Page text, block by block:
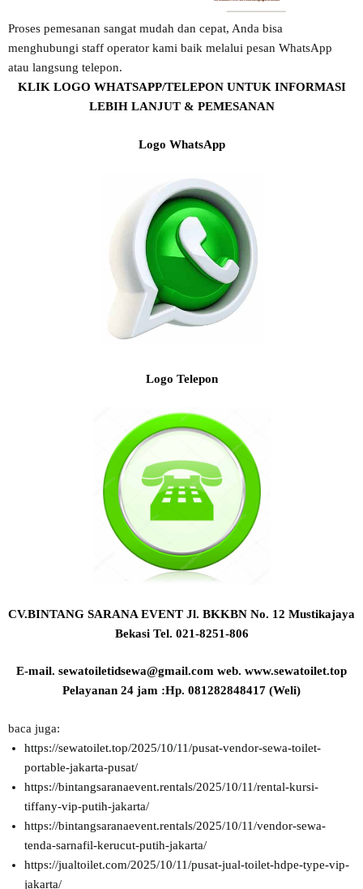
Proses pemesanan sangat mudah dan cepat, Anda bisa
menghubungi staff operator kami baik melalui pesan WhatsApp
atau langsung telepon.
KLIK LOGO WHATSAPP/TELEPON UNTUK INFORMASI
LEBIH LANJUT & PEMESANAN
Logo WhatsApp
Logo Telepon
CV.BINTANG SARANA EVENT Jl. BKKBN No. 12 Mustikajaya
Bekasi Tel. 021-8251-806
E-mail. sewatoiletidsewa@gmail.com web. www.sewatoilet.top
Pelayanan 24 jam :Hp. 081282848417 (Weli)
baca juga:
https://sewatoilet.top/2025/10/11/pusat-vendor-sewa-toilet-
portable-jakarta-pusat/
https://bintangsaranaevent.rentals/2025/10/11/rental-kursi-
tiffany-vip-putih-jakarta/
https://bintangsaranaevent.rentals/2025/10/11/vendor-sewa-
tenda-sarnafil-kerucut-putih-jakarta/
https://jualtoilet.com/2025/10/11/pusat-jual-toilet-hdpe-type-vip-
jakarta/